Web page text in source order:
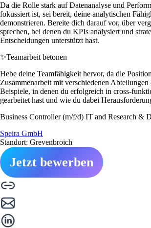
Da die Rolle stark auf Datenanalyse und
fokussiert ist, sei bereit, deine analytischen
demonstrieren. Bereite dich darauf vor, über
sprechen, bei denen du KPIs analysiert und
Entscheidungen unterstützt hast.
✨Teamarbeit betonen
Hebe deine Teamfähigkeit hervor, da die
Zusammenarbeit mit verschiedenen
Beispiele, in denen du erfolgreich in cross-
gearbeitet hast und wie du dabei
Business Controller (m/f/d) IT and Research &
Speira GmbH
Standort: Grevenbroich
Jetzt bewerben